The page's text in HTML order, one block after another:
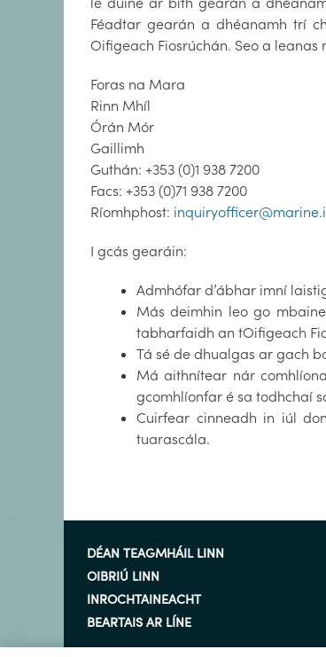
Féadtar gearán a dhéanamh trí
Oifigeach Fiosrúchán. Seo a
Foras na Mara
Rinn Mhíl
Órán Mór
Gaillimh
Guthán: +353 (0)1 938 7200
Facs: +353 (0)71 938 7200
Ríomhphost:
I gcás gearáin:
Admhófar d’ábhar imní
Más deimhin leo go
tabharfaidh an tOifigeach
Tá sé de dhualgas ar gach
Má aithnítear nár
gcomhlíonfar é sa todhchaí
Cuirfear cinneadh in iúl
tuarascála.
DÉAN TEAGMHÁIL LINN
OIBRIÚ LINN
INROCHTAINEACHT
BEARTAIS AR LÍNE